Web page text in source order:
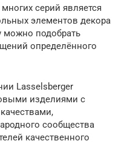
серий является
элементов декора
можно подобрать
определённого
Lasselsberger
изделиями с
сообщества
качественного